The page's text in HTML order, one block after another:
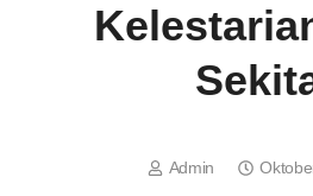
Admin